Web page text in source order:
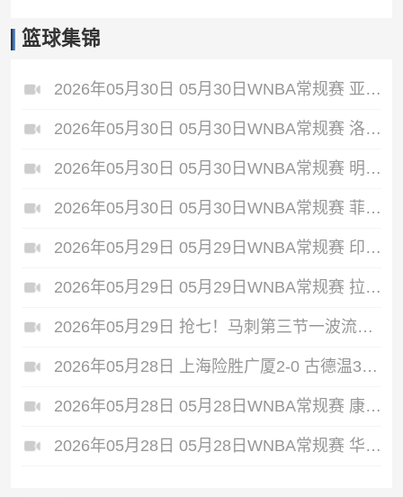
篮球集锦
2026年05月30日 05月30日WNBA常规赛 亚特兰大梦想86-66波特兰火焰 全场集锦
2026年05月30日 05月30日WNBA常规赛 洛杉矶火花92-87华盛顿神秘人 全场集锦
2026年05月30日 05月30日WNBA常规赛 明尼苏达山猫79-58芝加哥天空 全场集锦
2026年05月30日 05月30日WNBA常规赛 菲尼克斯水星68-75纽约自由人 全场集锦
2026年05月29日 05月29日WNBA常规赛 印第安纳狂热88-90金州女武神 全场集锦
2026年05月29日 05月29日WNBA常规赛 拉斯维加斯王牌87-95达拉斯飞翼 全场集锦
2026年05月29日 抢七！马刺第三节一波流大胜雷霆扳成3-3 文班28+10 SGA18中6
2026年05月28日 上海险胜广厦2-0 古德温31+11&抢断3分压哨绝杀 布朗空砍50分
2026年05月28日 05月28日WNBA常规赛 康涅狄格太阳61-71波特兰火焰 全场集锦
2026年05月28日 05月28日WNBA常规赛 华盛顿神秘人78-64西雅图风暴 全场集锦